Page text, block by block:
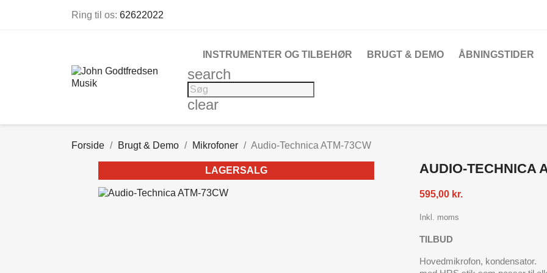
Ring til os: 62622022
INSTRUMENTER OG TILBEHØR BRUGT & DEMO ÅBNINGSTIDER
search
clear
Forside Brugt & Demo Mikrofoner Audio-Technica ATM-73CW
LAGERSALG AUDIO-TECHNICA
595,00 kr.
Inkl. moms
TILBUD
Hovedmikrofon, kondensator.